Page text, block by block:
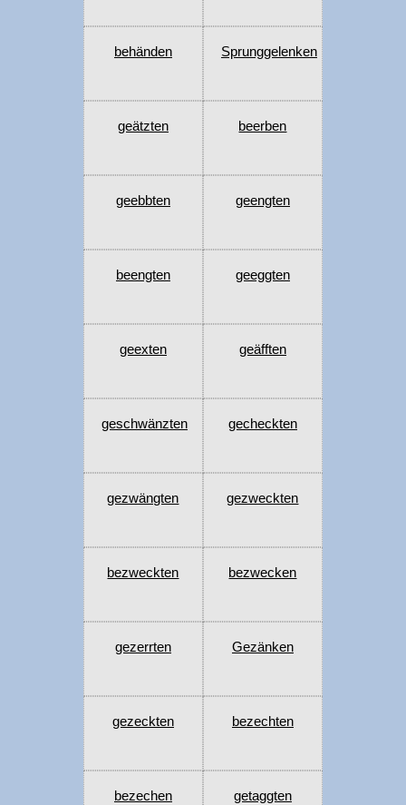
behänden Sprunggelenken
geätzten beerben
geebbten geengten
beengten geeggten
geexten geäfften
geschwänzten gecheckten
gezwängten gezweckten
bezweckten bezwecken
gezerrten Gezänken
gezeckten bezechten
bezechen getaggten